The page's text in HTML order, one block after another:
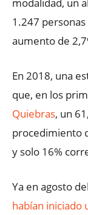
1.247
aumento de
En 2018, una
que, en los
Quiebras, un
procedimiento
y solo 16%
Ya en agosto
habían iniciado